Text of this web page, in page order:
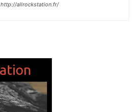
http://allrockstation.fr/